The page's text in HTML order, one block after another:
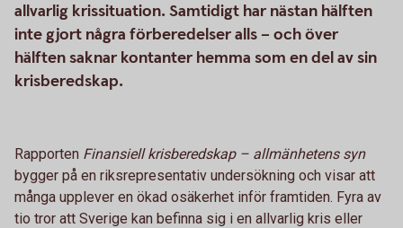
allvarlig krissituation. Samtidigt har nästan hälften
inte gjort några förberedelser alls – och över
hälften saknar kontanter hemma som en del av sin
krisberedskap.
Rapporten Finansiell krisberedskap – allmänhetens syn
bygger på en riksrepresentativ undersökning och visar att
många upplever en ökad osäkerhet inför framtiden. Fyra av
tio tror att Sverige kan befinna sig i en allvarlig kris eller